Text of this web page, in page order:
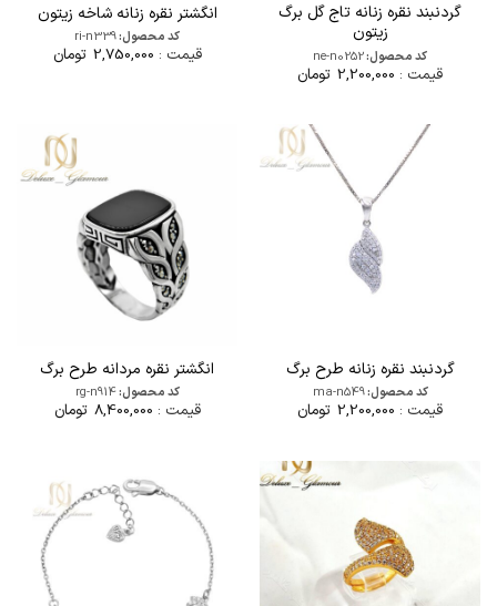
گردنبند نقره زنانه تاج گل برگ
زیتون
کد محصول:ne-n0252
قیمت : 2,200,000 تومان
انگشتر نقره زنانه شاخه زیتون
کد محصول:ri-n339
قیمت : 2,750,000 تومان
گردنبند نقره زنانه طرح برگ
کد محصول:ma-n549
قیمت : 2,200,000 تومان
انگشتر نقره مردانه طرح برگ
کد محصول:rg-n914
قیمت : 8,400,000 تومان